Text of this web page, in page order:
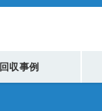
回収事例